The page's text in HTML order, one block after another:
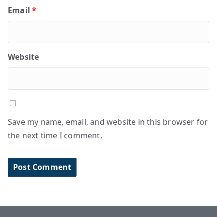
Email*
Website
Save my name, email, and website in this browser for
the next time I comment.